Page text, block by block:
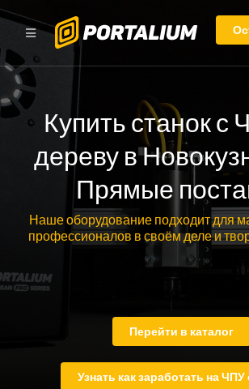
Купить станок с
дереву в
Прямые
Наше оборудование подходит для
профессионалов в своём деле и
Перейти в каталог
Узнать как заработать на ЧПУ